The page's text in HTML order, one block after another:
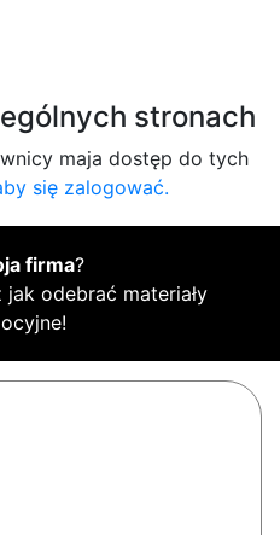
stronach
maja dostęp do tych
się zalogować.
firma?
jak odebrać materiały